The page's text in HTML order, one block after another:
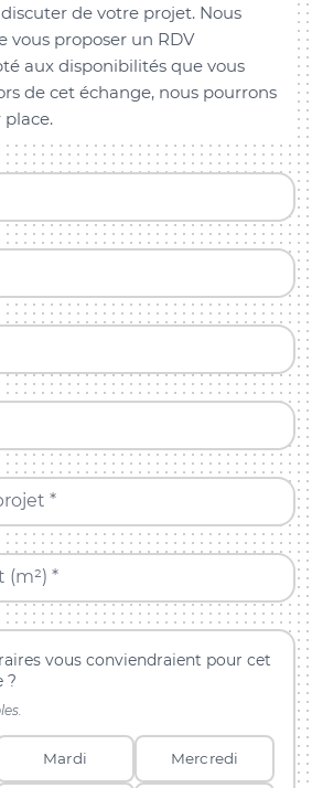
de votre projet. Nous
vous proposer un RDV
aux disponibilités que vous
de cet échange, nous pourrons
place.
*
(m²) *
vous conviendraient pour cet
?
Mardi Mercredi